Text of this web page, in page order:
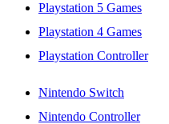
Playstation 5 Games
Playstation 4 Games
Playstation Controller
Nintendo Switch
Nintendo Controller